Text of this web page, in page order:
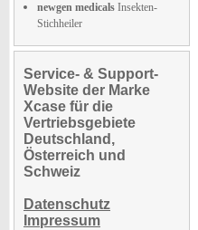
newgen medicals Insekten-
Stichheiler
Service- & Support-
Website der Marke
Xcase für die
Vertriebsgebiete
Deutschland,
Österreich und
Schweiz
Datenschutz
Impressum